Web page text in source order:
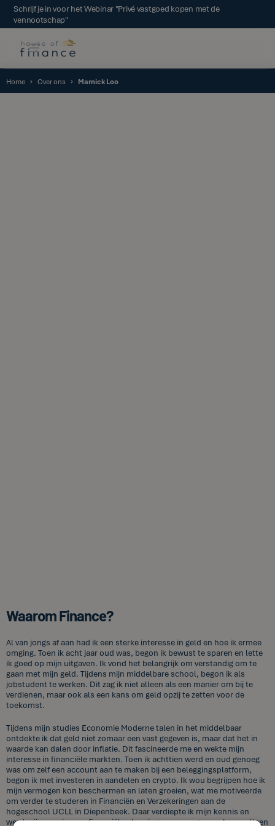
Schrijf je in voor het Webinar "Privé vastgoed kopen met de
vennootschap"
Home Over ons Marnick Loo
Waarom Finance?
Al van jongs af aan had ik een sterke interesse in geld en hoe ik ermee
omging. Toen ik acht jaar oud was, begon ik bewust te sparen en lette
ik goed op mijn uitgaven. Ik vond het belangrijk om verstandig om te
gaan met mijn geld. Tijdens mijn middelbare school, begon ik als
jobstudent te werken. Dit zag ik niet alleen als een manier om bij te
verdienen, maar ook als een kans om geld opzij te zetten voor de
toekomst.
Tijdens mijn studies Economie Moderne talen in het middelbaar
ontdekte ik dat geld niet zomaar een vast gegeven is, maar dat het in
waarde kan dalen door inflatie. Dit fascineerde me en wekte mijn
interesse in financiële markten. Toen ik achttien werd en oud genoeg
was om zelf een account aan te maken bij een beleggingsplatform,
begon ik met investeren in aandelen en crypto. Ik wou begrijpen hoe ik
mijn vermogen kon beschermen en laten groeien, wat me motiveerde
om verder te studeren in Financiën en Verzekeringen aan de
hogeschool UCLL in Diepenbeek. Daar verdiepte ik mijn kennis en
werd mijn passie voor financiële planning en vermogensopbouw alleen